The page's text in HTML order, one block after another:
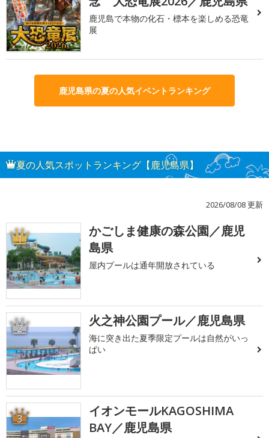
鹿児島で本物の化石・標本を楽しめる恐竜
展
鹿児島県の夏の人気イベントランキング
夏の人気スポットランキング【鹿児島県】
2026/08/08 更新
1
かごしま健康の森公園／鹿児
島県
屋内プールは通年開放されている
2 火之神公園プール／鹿児島県
海に突き出た夏季限定プールは自然がいっ
ぱい
3
イオンモールKAGOSHIMA
BAY／鹿児島県